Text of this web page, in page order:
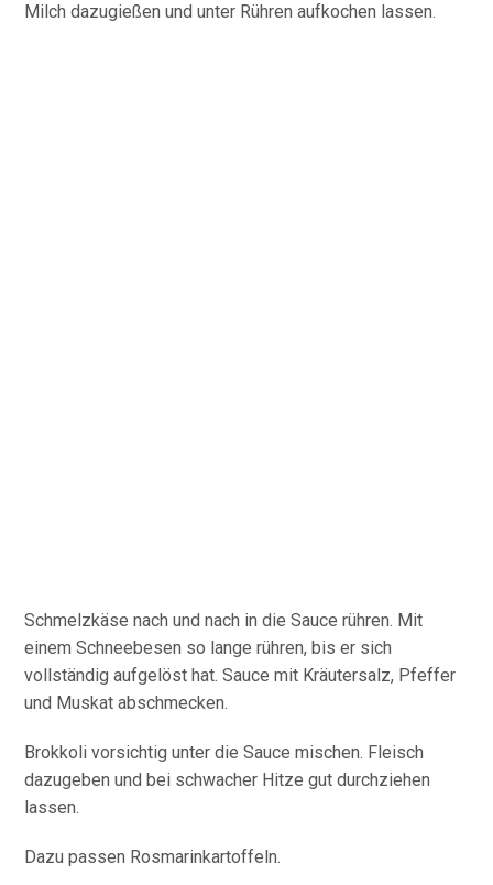
Milch dazugießen und unter Rühren aufkochen lassen.
Schmelzkäse nach und nach in die Sauce rühren. Mit
einem Schneebesen so lange rühren, bis er sich
vollständig aufgelöst hat. Sauce mit Kräutersalz, Pfeffer
und Muskat abschmecken.
Brokkoli vorsichtig unter die Sauce mischen. Fleisch
dazugeben und bei schwacher Hitze gut durchziehen
lassen.
Dazu passen Rosmarinkartoffeln.